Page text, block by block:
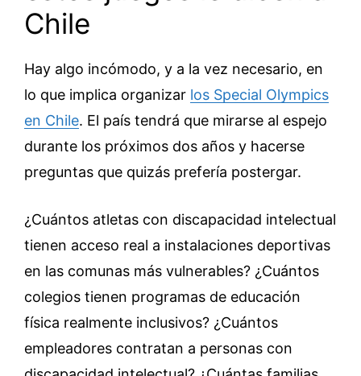
Chile
Hay algo incómodo, y a la vez necesario, en
lo que implica organizar los Special Olympics
en Chile. El país tendrá que mirarse al espejo
durante los próximos dos años y hacerse
preguntas que quizás prefería postergar.
¿Cuántos atletas con discapacidad intelectual
tienen acceso real a instalaciones deportivas
en las comunas más vulnerables? ¿Cuántos
colegios tienen programas de educación
física realmente inclusivos? ¿Cuántos
empleadores contratan a personas con